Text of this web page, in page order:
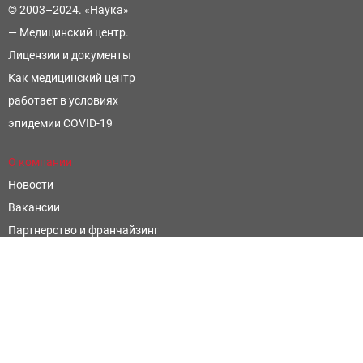
© 2003–2024. «Наука»
— Медицинский центр.
Лицензии и документы
Как медицинский центр
работает в условиях
эпидемии COVID-19
О компании
Новости
Вакансии
Партнерство и франчайзинг